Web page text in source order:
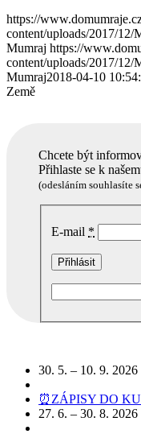
https://
content/uploads/2017/12/
Mumraj https://
content/uploads/2017/12/
Mumraj2018-04-10
Země
Chcete být
Přihlaste se k
(odesláním souhlasíte
E-mail *
30. 5. – 10. 9. 2026
⏰ZÁPISY DO
27. 6. – 30. 8. 2026